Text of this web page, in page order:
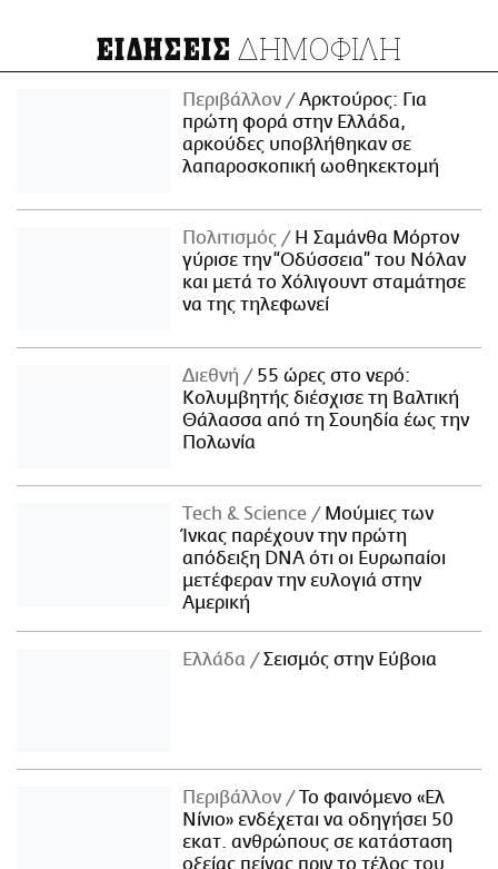
ΕΙΔΗΣΕΙΣ ΔΗΜΟΦΙΛΗ
Περιβάλλον
Αρκτούρος: Για
πρώτη φορά στην Ελλάδα,
αρκούδες υποβλήθηκαν σε
λαπαροσκοπική ωοθηκεκτομή
Πολιτισμός
Η Σαμάνθα Μόρτον
γύρισε την “Οδύσσεια” του Νόλαν
και μετά το Χόλιγουντ σταμάτησε
να της τηλεφωνεί
Διεθνή
55 ώρες στο νερό:
Κολυμβητής διέσχισε τη Βαλτική
Θάλασσα από τη Σουηδία έως την
Πολωνία
Τech & Science
Μούμιες των
Ίνκας παρέχουν την πρώτη
απόδειξη DNA ότι οι Ευρωπαίοι
μετέφεραν την ευλογιά στην
Αμερική
Ελλάδα Σεισμός στην Εύβοια
Περιβάλλον
Το φαινόμενο «Ελ
Νίνιο» ενδέχεται να οδηγήσει 50
εκατ. ανθρώπους σε κατάσταση
οξείας πείνας πριν το τέλος του